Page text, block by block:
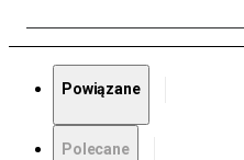
Powiązane
Polecane